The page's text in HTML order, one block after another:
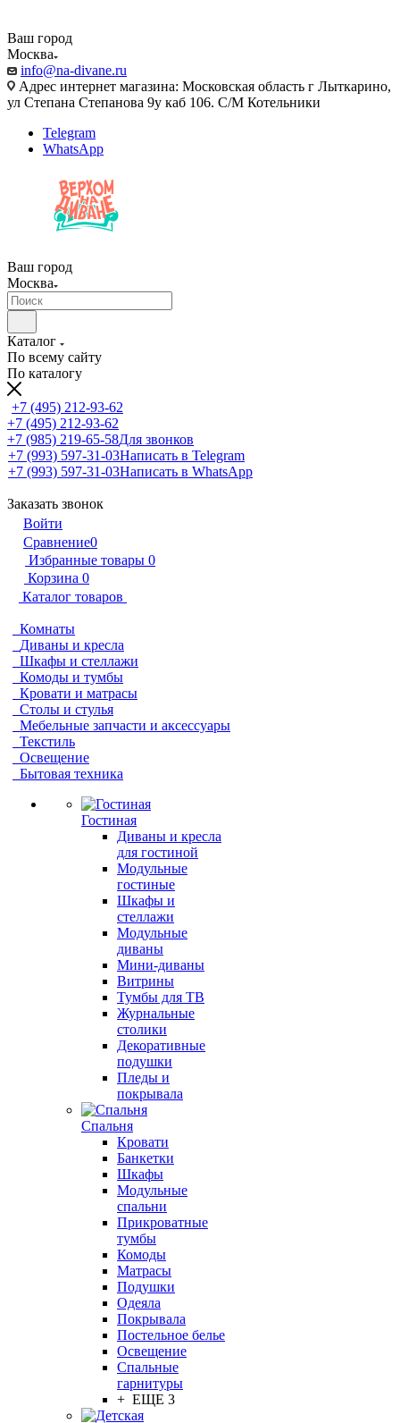
Ваш город
Москва
info@na-divane.ru
Адрес интернет магазина: Московская область г Лыткарино,
ул Степана Степанова 9у каб 106. С/М Котельники
Telegram
WhatsApp
Ваш город
Москва
Каталог
По всему сайту
По каталогу
+7 (495) 212-93-62
+7 (495) 212-93-62
+7 (985) 219-65-58Для звонков
+7 (993) 597-31-03Написать в Telegram
+7 (993) 597-31-03Написать в WhatsApp
Заказать звонок
Войти
Сравнение0
Избранные товары 0
Корзина 0
Каталог товаров
Комнаты
Диваны и кресла
Шкафы и стеллажи
Комоды и тумбы
Кровати и матрасы
Столы и стулья
Мебельные запчасти и аксессуары
Текстиль
Освещение
Бытовая техника
Гостиная
Диваны и кресла
для гостиной
Модульные
гостиные
Шкафы и
стеллажи
Модульные
диваны
Мини-диваны
Витрины
Тумбы для ТВ
Журнальные
столики
Декоративные
подушки
Пледы и
покрывала
Спальня
Кровати
Банкетки
Шкафы
Модульные
спальни
Прикроватные
тумбы
Комоды
Матрасы
Подушки
Одеяла
Покрывала
Постельное белье
Освещение
Спальные
гарнитуры
+ ЕЩЕ 3